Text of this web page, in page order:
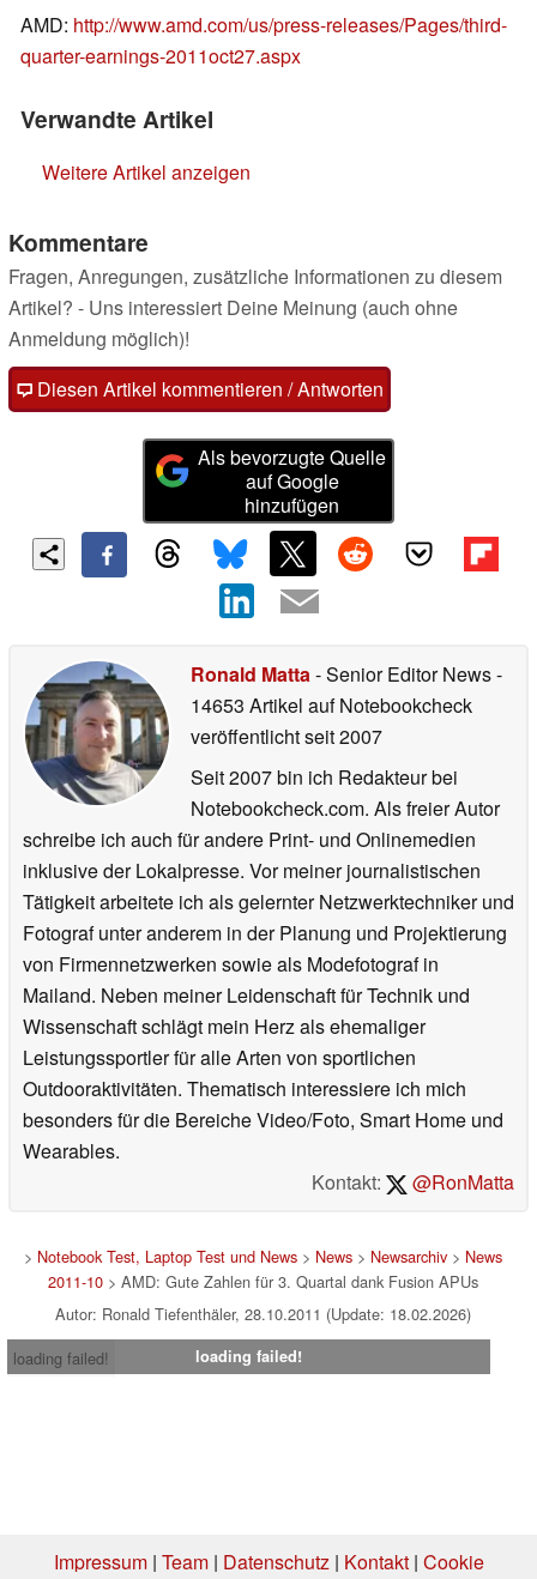
AMD: http://www.amd.com/us/press-releases/Pages/third-
quarter-earnings-2011oct27.aspx
Verwandte Artikel
Weitere Artikel anzeigen
Kommentare
Fragen, Anregungen, zusätzliche Informationen zu diesem
Artikel? - Uns interessiert Deine Meinung (auch ohne
Anmeldung möglich)!
Diesen Artikel kommentieren / Antworten
Als bevorzugte Quelle
auf Google
hinzufügen
Ronald Matta- Senior Editor News-
14653 Artikel auf Notebookcheck
veröffentlichtseit 2007
Seit 2007 bin ich Redakteur bei
Notebookcheck.com. Als freier Autor
schreibe ich auch für andere Print- und Onlinemedien
inklusive der Lokalpresse. Vor meiner journalistischen
Tätigkeit arbeitete ich als gelernter Netzwerktechniker und
Fotograf unter anderem in der Planung und Projektierung
von Firmennetzwerken sowie als Modefotograf in
Mailand. Neben meiner Leidenschaft für Technik und
Wissenschaft schlägt mein Herz als ehemaliger
Leistungssportler für alle Arten von sportlichen
Outdooraktivitäten. Thematisch interessiere ich mich
besonders für die Bereiche Video/Foto, Smart Home und
Wearables.
Kontakt:
@RonMatta
> Notebook Test, Laptop Test und News> News> Newsarchiv> News
2011-10> AMD: Gute Zahlen für 3. Quartal dank Fusion APUs
Autor: Ronald Tiefenthäler, 28.10.2011 (Update: 18.02.2026)
loading failed!
loading failed!
Impressum| Team| Datenschutz| Kontakt| Cookie